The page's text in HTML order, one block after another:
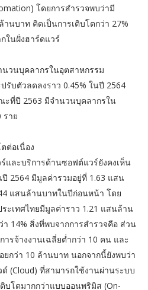
โดยการสำรวจพบว่ามี
นบาท คิดเป็นการเติบโตกว่า 27%
ในฝั่งฮาร์ดแวร์
วนบุคลากรในอุตสาหกรรม
บตัวลดลงราว 0.45% ในปี 2564
ะที่ปี 2563 มีจำนวนบุคลากรใน
ราย
ต่อเนื่อง
และบริการด้านซอฟต์แวร์ยังคงเห็น
ปี 2564 มีมูลค่ารวมอยู่ที่ 1.63 แสน
แสนล้านบาทในปีก่อนหน้า โดย
ะเทศไทยมีมูลค่าราว 1.21 แสนล้าน
14% สิ่งที่พบจากการสำรวจคือ ส่วน
รจ้างงานเฉลี่ยต่ำกว่า 10 คน และ
ยกว่า 10 ล้านบาท นอกจากนี้ยังพบว่า
(Cloud) ที่สามารถใช้งานผ่านระบบ
บโตมากกว่าแบบออนพริมิส (On-